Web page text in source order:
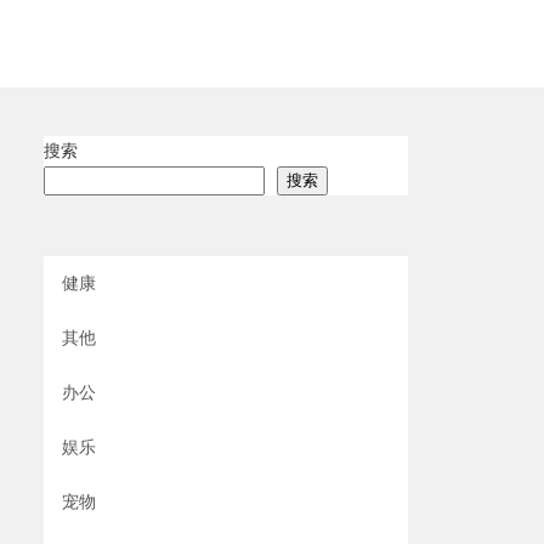
搜索
搜索
健康
其他
办公
娱乐
宠物